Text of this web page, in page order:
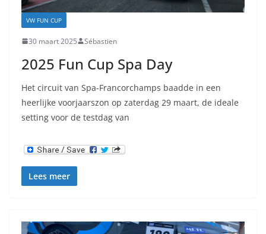
VW FUN CUP
30 maart 2025 Sébastien
2025 Fun Cup Spa Day
Het circuit van Spa-Francorchamps baadde in een
heerlijke voorjaarszon op zaterdag 29 maart, de ideale
setting voor de testdag van
Lees meer